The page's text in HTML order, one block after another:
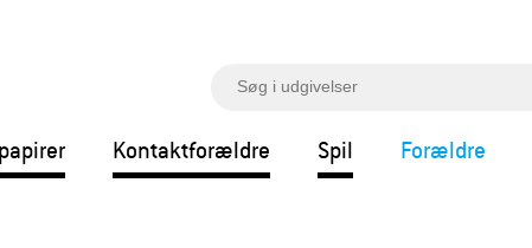
S
Kontaktforældre Spil Forældre